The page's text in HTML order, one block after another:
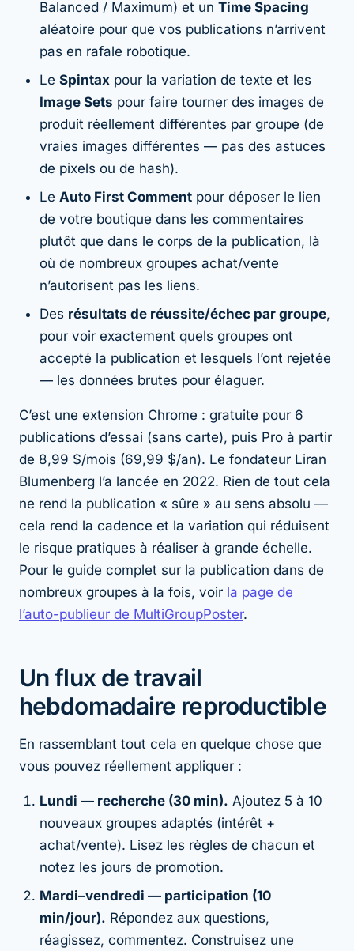
Balanced / Maximum) et un Time Spacing
aléatoire pour que vos publications n’arrivent
pas en rafale robotique.
Le Spintax pour la variation de texte et les
Image Sets pour faire tourner des images de
produit réellement différentes par groupe (de
vraies images différentes — pas des astuces
de pixels ou de hash).
Le Auto First Comment pour déposer le lien
de votre boutique dans les commentaires
plutôt que dans le corps de la publication, là
où de nombreux groupes achat/vente
n’autorisent pas les liens.
Des résultats de réussite/échec par groupe,
pour voir exactement quels groupes ont
accepté la publication et lesquels l’ont rejetée
— les données brutes pour élaguer.
C’est une extension Chrome : gratuite pour 6
publications d’essai (sans carte), puis Pro à partir
de 8,99 $/mois (69,99 $/an). Le fondateur Liran
Blumenberg l’a lancée en 2022. Rien de tout cela
ne rend la publication « sûre » au sens absolu —
cela rend la cadence et la variation qui réduisent
le risque pratiques à réaliser à grande échelle.
Pour le guide complet sur la publication dans de
nombreux groupes à la fois, voir la page de
l’auto-publieur de MultiGroupPoster.
Un flux de travail
hebdomadaire reproductible
En rassemblant tout cela en quelque chose que
vous pouvez réellement appliquer :
Lundi — recherche (30 min). Ajoutez 5 à 10
nouveaux groupes adaptés (intérêt +
achat/vente). Lisez les règles de chacun et
notez les jours de promotion.
Mardi–vendredi — participation (10
min/jour). Répondez aux questions,
réagissez, commentez. Construisez une